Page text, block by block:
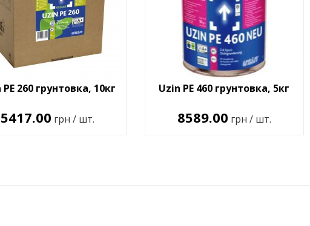
260 грунтовка, 10кг
5417.00 грн / шт.
Uzin PE 460 грунтовка, 5кг
8589.00 грн / шт.